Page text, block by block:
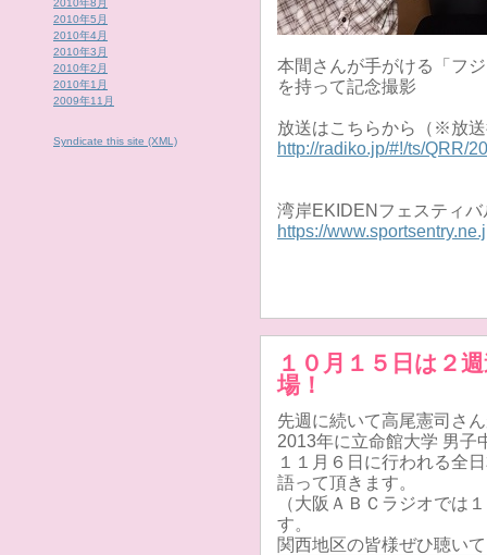
2010年8月
2010年5月
2010年4月
2010年3月
2010年2月
2010年1月
2009年11月
Syndicate this site (XML)
本間さんが手がける「フ
を持って記念撮影
放送はこちらから（※放
http://radiko.jp/#!/ts/QRR/
湾岸EKIDENフェスティ
https://
１０月１５日は２
場！
先週に続いて高尾憲司さ
2013年に立命館大学 男子
１１月６日に行われる全
語って頂きます。
（大阪ＡＢＣラジオでは
す。
関西地区の皆様ぜひ聴い